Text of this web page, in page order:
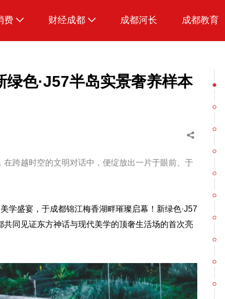
费
食
财经成都 成都河长 成都教育
色·J57半岛实景奢养样本
跨越时空的文明对话中，便绽放出一片于眼前、于
学盛宴，于成都锦江梅香湖畔璀璨启幕！新绿色·J57
同见证东方神话与现代美学的顶奢生活场的首次亮